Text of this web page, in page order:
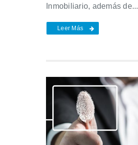
Inmobiliario, además de...
Leer Más